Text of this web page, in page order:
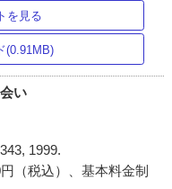
を見る
(0.91MB)
い
1999.
（税込）、基本料金制